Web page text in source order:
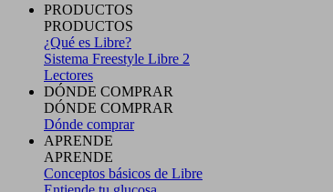
PRODUCTOS
PRODUCTOS
¿Qué es Libre?
Sistema Freestyle Libre 2
Lectores
DÓNDE COMPRAR
DÓNDE COMPRAR
Dónde comprar
APRENDE
APRENDE
Conceptos básicos de Libre